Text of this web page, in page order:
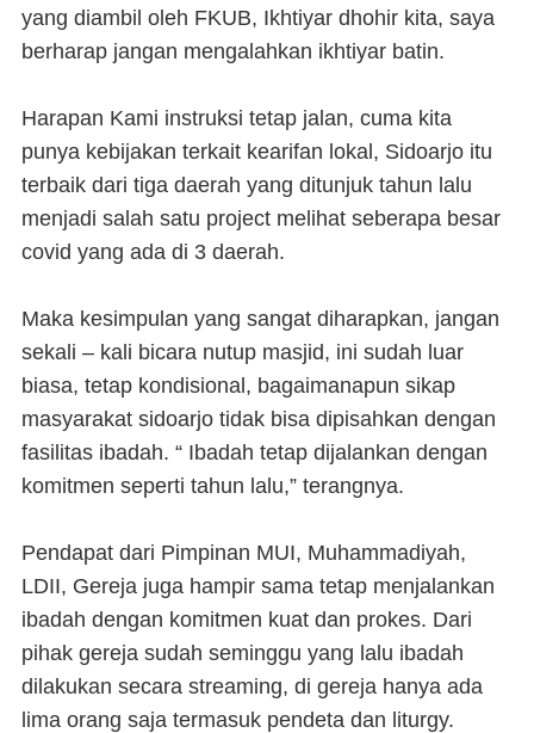
yang diambil oleh FKUB, Ikhtiyar dhohir kita, saya
berharap jangan mengalahkan ikhtiyar batin.
Harapan Kami instruksi tetap jalan, cuma kita
punya kebijakan terkait kearifan lokal, Sidoarjo itu
terbaik dari tiga daerah yang ditunjuk tahun lalu
menjadi salah satu project melihat seberapa besar
covid yang ada di 3 daerah.
Maka kesimpulan yang sangat diharapkan, jangan
sekali – kali bicara nutup masjid, ini sudah luar
biasa, tetap kondisional, bagaimanapun sikap
masyarakat sidoarjo tidak bisa dipisahkan dengan
fasilitas ibadah. “ Ibadah tetap dijalankan dengan
komitmen seperti tahun lalu,” terangnya.
Pendapat dari Pimpinan MUI, Muhammadiyah,
LDII, Gereja juga hampir sama tetap menjalankan
ibadah dengan komitmen kuat dan prokes. Dari
pihak gereja sudah seminggu yang lalu ibadah
dilakukan secara streaming, di gereja hanya ada
lima orang saja termasuk pendeta dan liturgy.